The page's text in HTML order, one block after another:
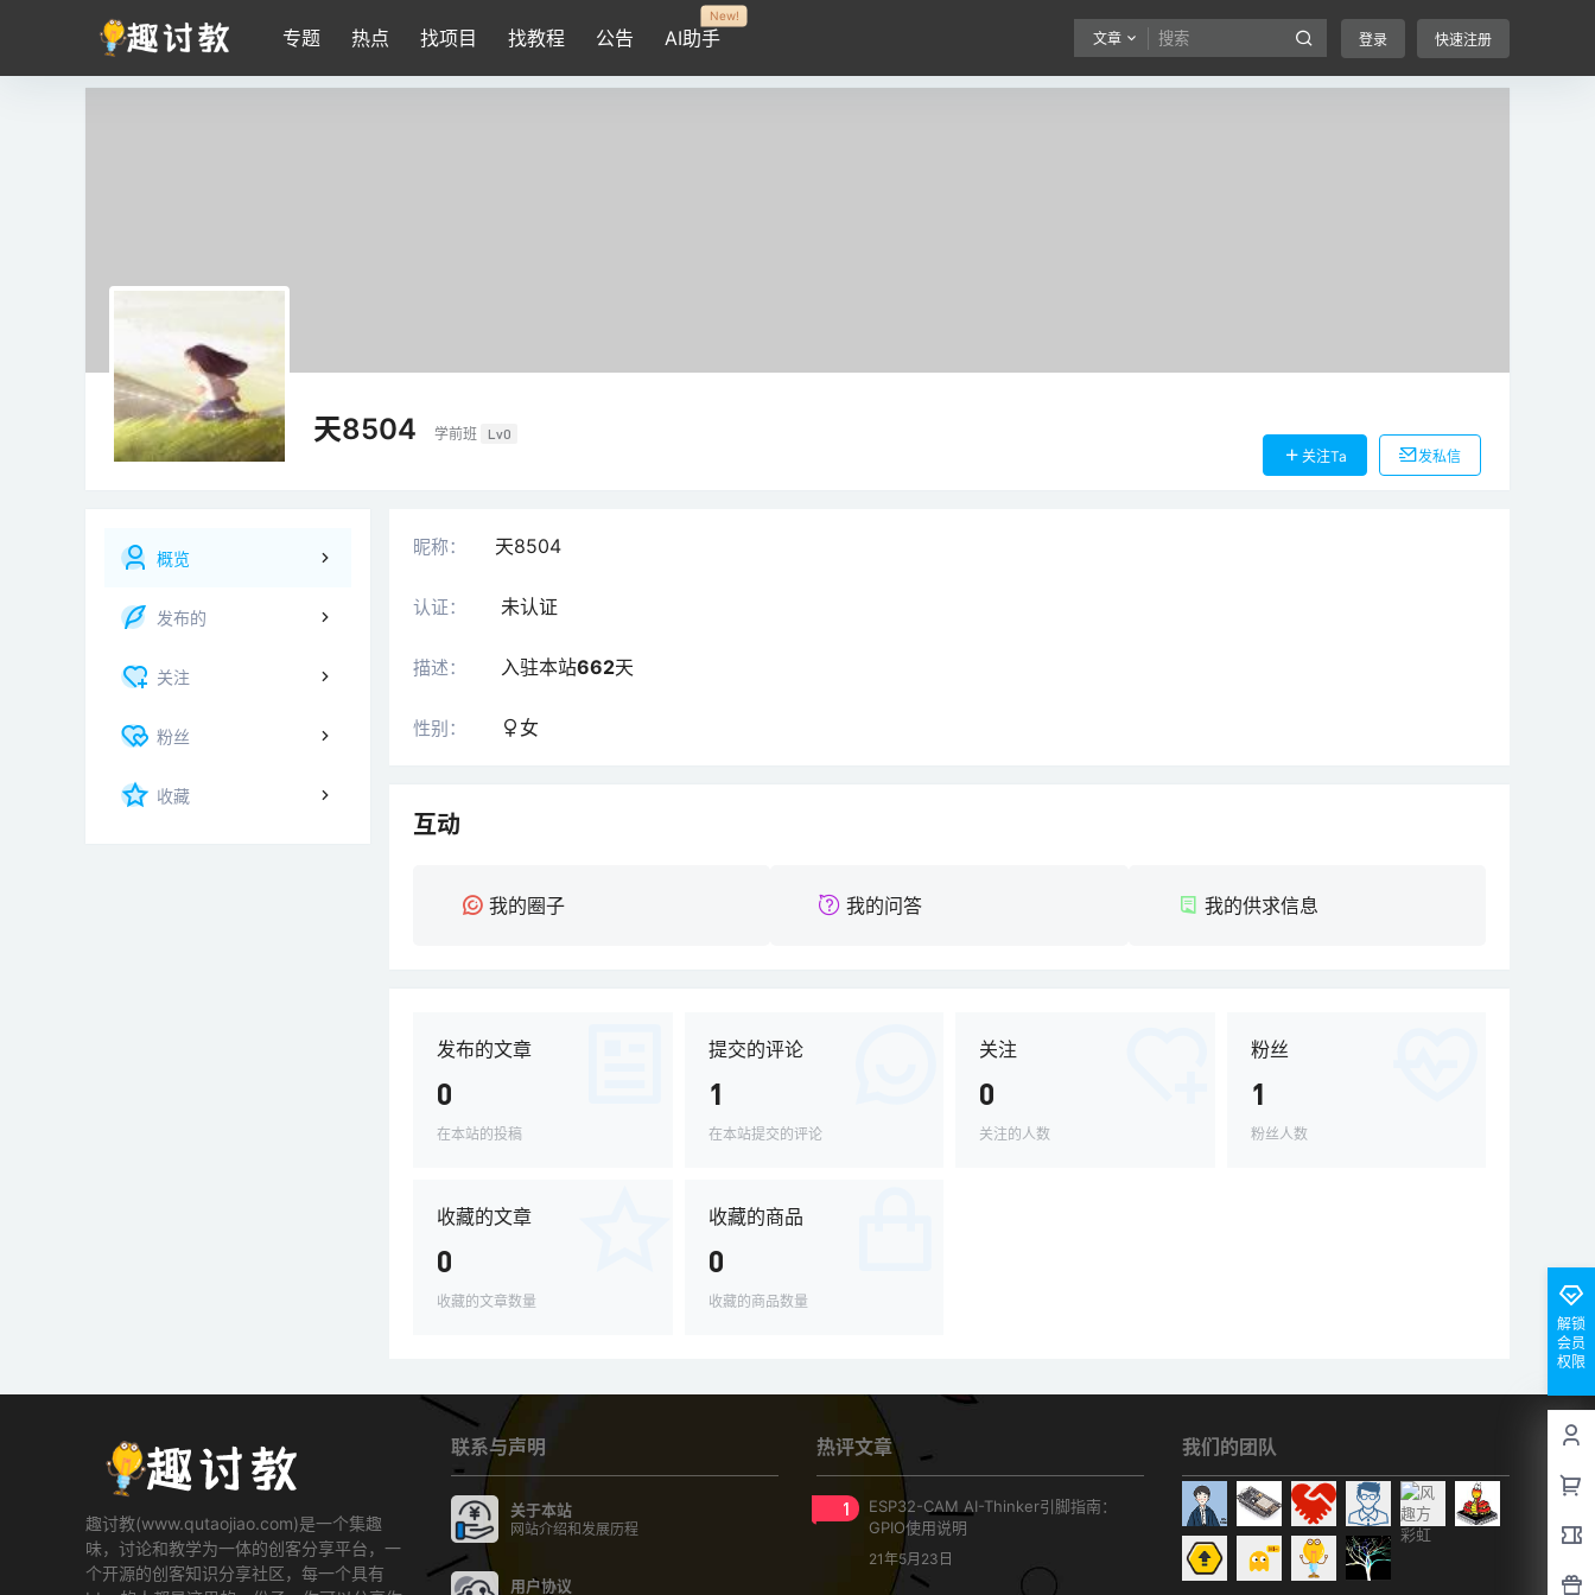
专题 热点 找项目 找教程 公告 AI助手
New!
文章 登录 快速注册
天8504 学前班 Lv0
关注Ta
发私信
概览
发布的
关注
粉丝
收藏
昵称： 天8504
认证： 未认证
描述： 入驻本站662天
性别： 女
互动
我的圈子 我的问答 我的供求信息
发布的文章
0
在本站的投稿
提交的评论
1
在本站提交的评论
关注
0
关注的人数
粉丝
1
粉丝人数
收藏的文章
0
收藏的文章数量
收藏的商品
0
收藏的商品数量
解锁
会员
权限
趣讨教(www.qutaojiao.com)是一个集趣
味，讨论和教学为一体的创客分享平台，一
个开源的创客知识分享社区，每一个具有
联系与声明
关于本站
网站介绍和发展历程
用户协议
热评文章
1
ESP32-CAM AI-Thinker引脚指南：
GPIO使用说明
21年5月23日
我们的团队